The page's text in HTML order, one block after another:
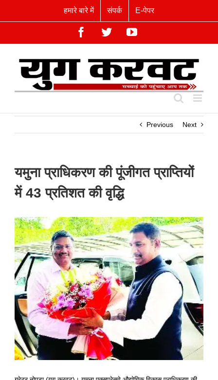
हमारे बारे में संपर्क E-पेपर
Facebook
TwitterYouTube
Previous Next
यमुना प्राधिकरण की पूंजीगत प्राप्तियों
में 43 प्रतिशत की वृद्धि
View
Larger
Image